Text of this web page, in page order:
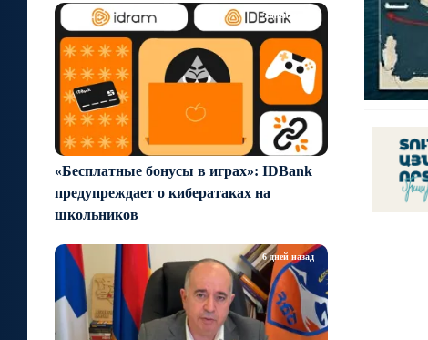
«Бесплатные бонусы в играх»: IDBank
предупреждает о кибератаках на
школьников
5 дней назад
6 дней назад